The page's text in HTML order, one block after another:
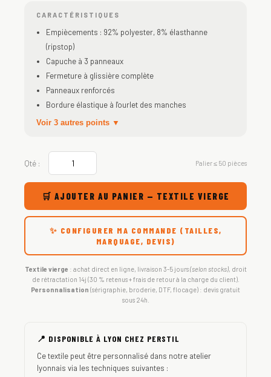
CARACTÉRISTIQUES
Empiècements : 92% polyester, 8% élasthanne
(ripstop)
Capuche à 3 panneaux
Fermeture à glissière complète
Panneaux renforcés
Bordure élastique à l'ourlet des manches
Voir 3 autres points ▼
Qté : Palier ≤ 50 pièces
🛒 AJOUTER AU PANIER — TEXTILE VIERGE
✨ CONFIGURER MA COMMANDE (TAILLES,
MARQUAGE, DEVIS)
Textile vierge : achat direct en ligne, livraison 3-5 jours(selon stocks), droit
de rétractation 14j (30 % retenus + frais de retour à la charge du client).
Personnalisation (sérigraphie, broderie, DTF, flocage) : devis gratuit
sous 24h.
📍 DISPONIBLE À LYON CHEZ PERSTIL
Ce textile peut être personnalisé dans notre atelier
lyonnais via les techniques suivantes :